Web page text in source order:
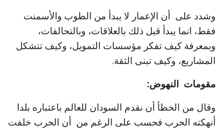
وشدد على أن الإعمار لا يبدأ من الطوب والأسمنت
فقط، انما يبدأ قبل ذلك بالعلاقات، وبالتحالفات،
وبمعرفة كيف تفكر مؤسسات التمويل، وكيف تتشكل
المشاريع، وكيف تبنى الثقة.
مقومات النهوض:
وقال من الخطأ أن نقدم السودان للعالم باعتباره بلدا
أنهكته الحرب فحسب على الرغم من أن الحرب خلفت